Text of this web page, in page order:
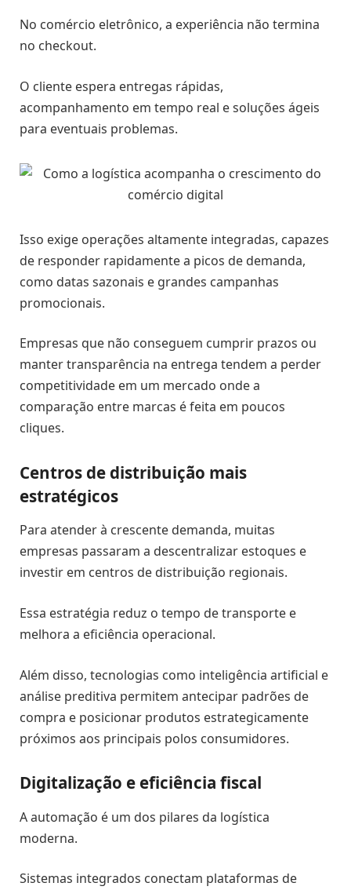
No comércio eletrônico, a experiência não termina
no checkout.
O cliente espera entregas rápidas,
acompanhamento em tempo real e soluções ágeis
para eventuais problemas.
Isso exige operações altamente integradas, capazes
de responder rapidamente a picos de demanda,
como datas sazonais e grandes campanhas
promocionais.
Empresas que não conseguem cumprir prazos ou
manter transparência na entrega tendem a perder
competitividade em um mercado onde a
comparação entre marcas é feita em poucos
cliques.
Centros de distribuição mais
estratégicos
Para atender à crescente demanda, muitas
empresas passaram a descentralizar estoques e
investir em centros de distribuição regionais.
Essa estratégia reduz o tempo de transporte e
melhora a eficiência operacional.
Além disso, tecnologias como inteligência artificial e
análise preditiva permitem antecipar padrões de
compra e posicionar produtos estrategicamente
próximos aos principais polos consumidores.
Digitalização e eficiência fiscal
A automação é um dos pilares da logística
moderna.
Sistemas integrados conectam plataformas de